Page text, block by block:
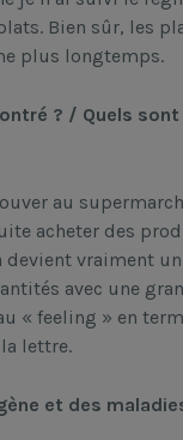
Bien sûr, les
plus longtemps.
? / Quels
au
acheter des
devient vraiment
avec une
« feeling » en
lettre.
et des